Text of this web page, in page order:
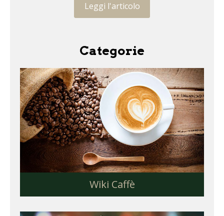
Leggi l'articolo
Categorie
Wiki Caffè